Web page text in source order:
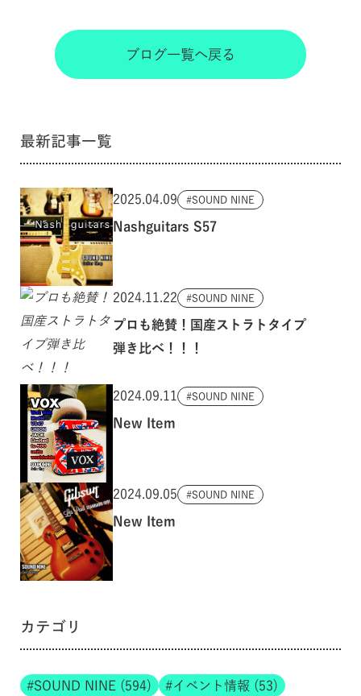
ブログ一覧へ戻る
最新記事一覧
2025.04.09 SOUND NINE
Nashguitars S57
2024.11.22 SOUND NINE
プロも絶賛！国産ストラトタイプ
弾き比べ！！！
2024.09.11 SOUND NINE
New Item
2024.09.05 SOUND NINE
New Item
カテゴリ
SOUND NINE (594)
イベント情報 (53)